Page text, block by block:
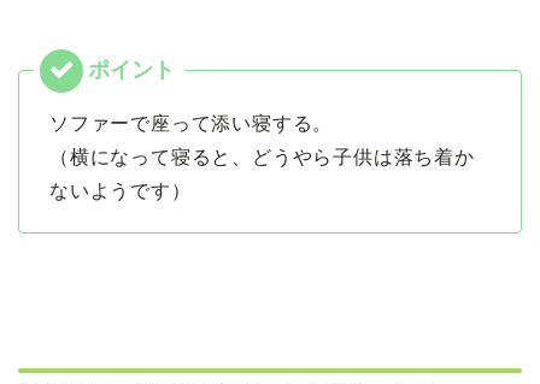
ソファーで座って添い寝する。
（横になって寝ると、どうやら子供は落ち着か
ないようです）